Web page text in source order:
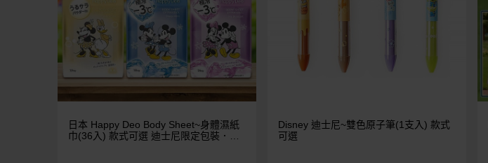
日本 Happy Deo Body Sheet~身體濕紙
巾(36入) 款式可選 迪士尼限定包裝．限
Disney 迪士尼~雙色原子筆(1支入) 款式
可選